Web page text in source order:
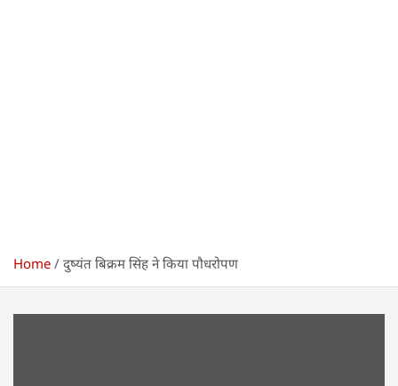
Home दुष्यंत बिक्रम सिंह ने किया पौधरोपण